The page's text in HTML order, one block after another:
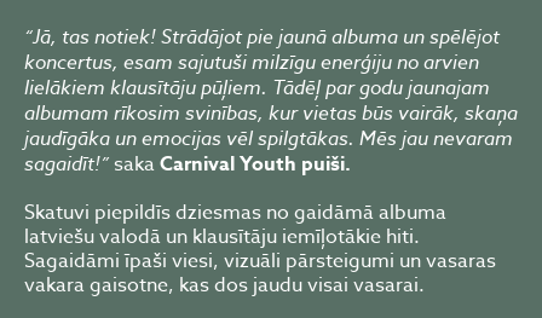
“Jā, tas notiek! Strādājot pie jaunā albuma un spēlējot
koncertus, esam sajutuši milzīgu enerģiju no arvien
lielākiem klausītāju pūļiem. Tādēļ par godu jaunajam
albumam rīkosim svinības, kur vietas būs vairāk, skaņa
jaudīgāka un emocijas vēl spilgtākas. Mēs jau nevaram
sagaidīt!” sakaCarnival Youth puiši.
Skatuvi piepildīs dziesmas no gaidāmā albuma
latviešu valodā un klausītāju iemīļotākie hiti.
Sagaidāmi īpaši viesi, vizuāli pārsteigumi un vasaras
vakara gaisotne, kas dos jaudu visai vasarai.